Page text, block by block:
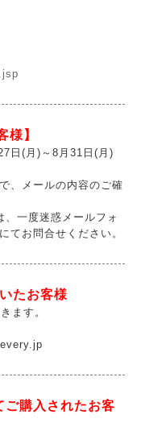
様】
日(月)～8月31日(月)
、メールの内容のご確
一度迷惑メールフォ
てお問合せください。
たお客様
ます。
ご購入されたお客